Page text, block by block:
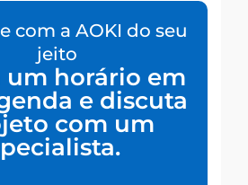
com a AOKI do seu
jeito
um horário em
e discuta
com um